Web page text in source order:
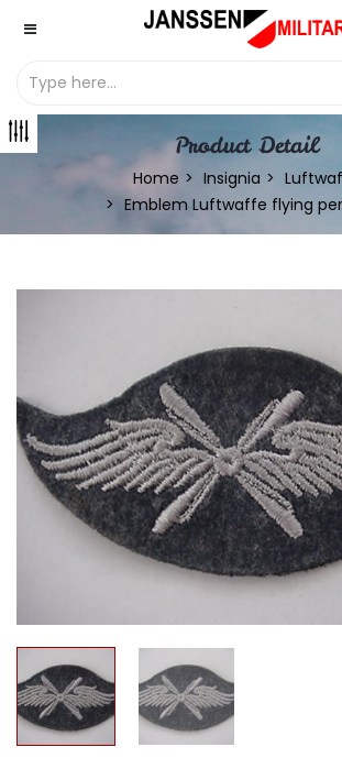
Product Detail
Home Insignia
Emblem Luftwaffe flying